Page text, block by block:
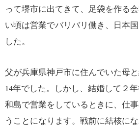
って堺市に出てきて、足袋を作る
い頃は営業でバリバリ働き、日本
した。
父が兵庫県神戸市に住んでいた母
14年でした。しかし、結婚して２
和島で営業をしているときに、仕
うことになります。戦前に結核に